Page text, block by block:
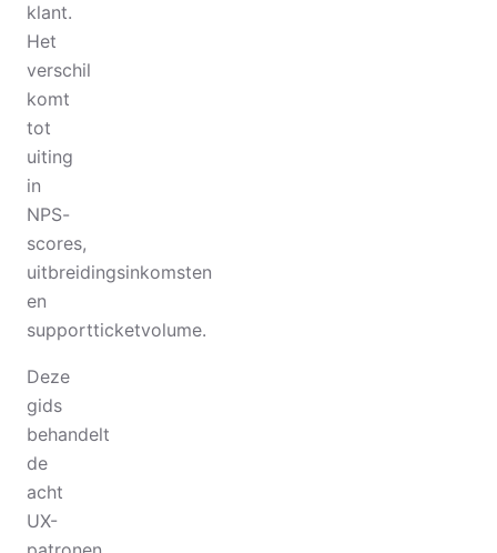
klant.
Het
verschil
komt
tot
uiting
in
NPS-
scores,
uitbreidingsinkomsten
en
supportticketvolume.
Deze
gids
behandelt
de
acht
UX-